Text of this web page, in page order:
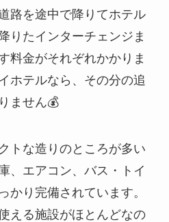
路を途中で降りてホテル
りたインターチェンジま
料金がそれぞれかかりま
ホテルなら、その分の追
ません💰
トな造りのところが多い
、エアコン、バス・トイ
かり完備されています。
える施設がほとんどなの